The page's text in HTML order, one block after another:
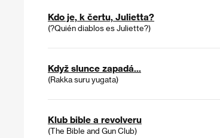
Kdo je, k čertu, Julietta?
(?Quién diablos es Juliette?)
Když slunce zapadá...
(Rakka suru yugata)
Klub bible a revolveru
(The Bible and Gun Club)